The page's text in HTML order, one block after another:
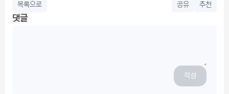
목록으로 공유 추천
댓글
작성